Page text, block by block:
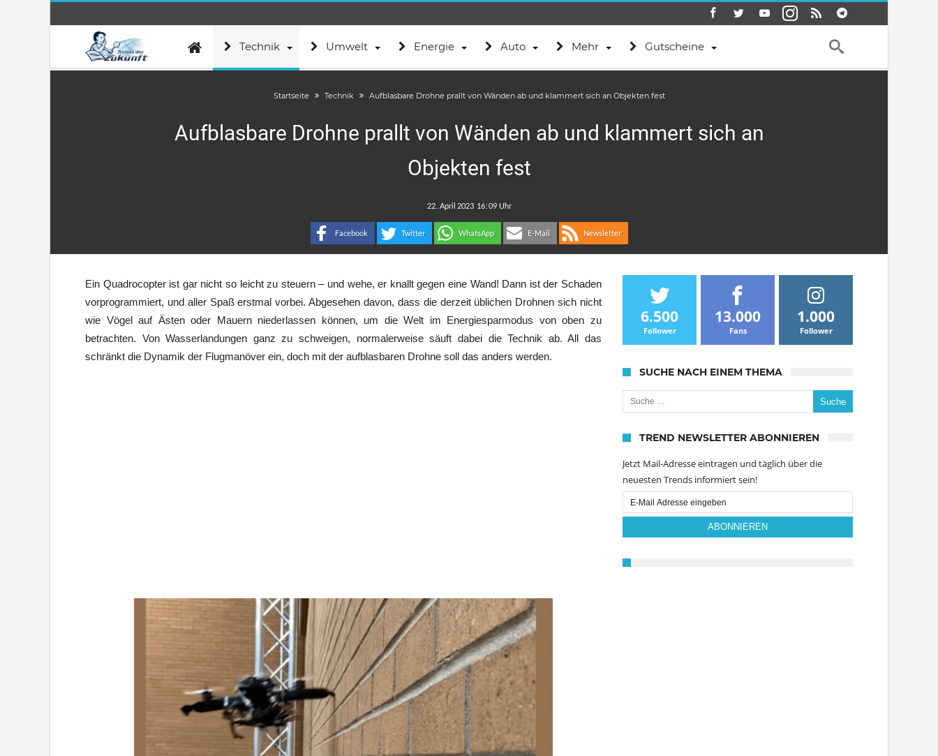
Technik Umwelt Energie Auto Mehr Gutscheine
Startseite Technik Aufblasbare Drohne prallt von Wänden ab und klammert sich an Objekten fest
Aufblasbare Drohne prallt von Wänden ab und klammert sich an
Objekten fest
:
Facebook Twitter WhatsApp E-Mail Newsletter
Ein Quadrocopter ist gar nicht so leicht zu steuern – und wehe, er knallt gegen eine Wand! Dann ist der Schaden
vorprogrammiert, und aller Spaß erstmal vorbei. Abgesehen davon, dass die derzeit üblichen Drohnen sich nicht
wie Vögel auf Ästen oder Mauern niederlassen können, um die Welt im Energiesparmodus von oben zu
betrachten. Von Wasserlandungen ganz zu schweigen, normalerweise säuft dabei die Technik ab. All das
schränkt die Dynamik der Flugmanöver ein, doch mit der aufblasbaren Drohne soll das anders werden.
6.500
Follower
13.000
Fans
1.000
Follower
SUCHE NACH EINEM THEMA
Suche nach:
TREND NEWSLETTER ABONNIEREN
Jetzt Mail-Adresse eintragen und täglich über die
neuesten Trends informiert sein!
Email
Subscription
ABONNIEREN